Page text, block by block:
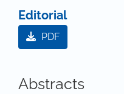
Editorial
PDF
Abstracts